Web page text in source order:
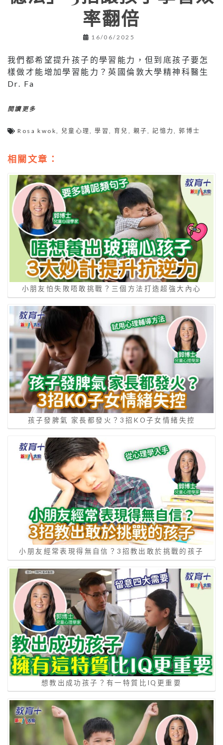
率翻倍
16/06/2025
我們都希望提升孩子的學習能力，但到底孩子要怎
樣做才能增加學習能力？英國倫敦大學精神科醫生
Dr. Fa
閱讀更多
Rosa kwok, 兒童心理,學習, 育兒 , 親子,記憶力,郭博士
相關文章：
小朋友怕失敗唔敢挑戰？三個方法打造超強大內心
孩子發脾氣 家長都發火？3招KO子女情緒失控
小朋友經常表現得無自信？3招教出敢於挑戰的孩子
想教出成功孩子？有一特質比IQ更重要